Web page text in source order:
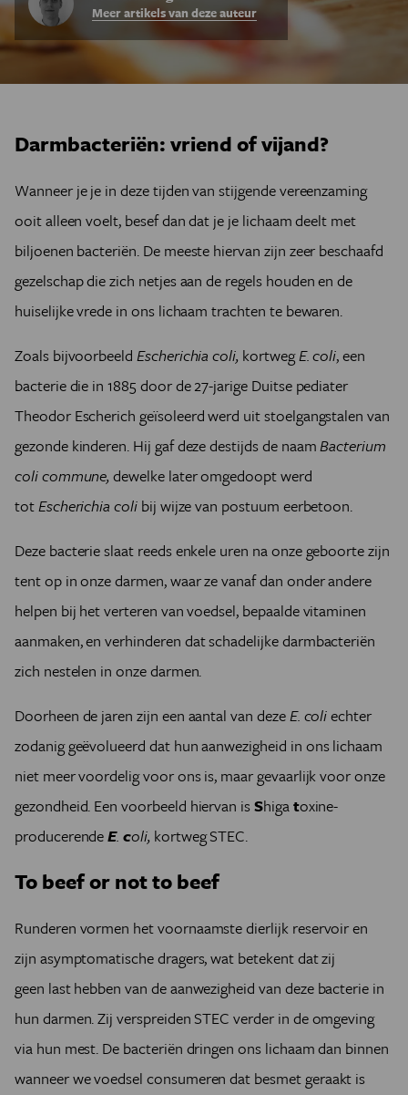
Meer artikels van deze auteur
Darmbacteriën: vriend of vijand?
Wanneer je je in deze tijden van stijgende vereenzaming
ooit alleen voelt, besef dan dat je je lichaam deelt met
biljoenen bacteriën. De meeste hiervan zijn zeer beschaafd
gezelschap die zich netjes aan de regels houden en de
huiselijke vrede in ons lichaam trachten te bewaren.
Zoals bijvoorbeeld Escherichia coli, kortwegE. coli, een
bacterie die in 1885 door de 27-jarige Duitse pediater
Theodor Escherich geïsoleerd werd uit stoelgangstalen van
gezonde kinderen. Hij gaf deze destijds de naamBacterium
coli commune,dewelke later omgedoopt werd
totEscherichia colibij wijze van postuum eerbetoon.
Deze bacterie slaat reeds enkele uren na onze geboorte zijn
tent op in onze darmen, waar ze vanaf dan onder andere
helpen bij het verteren van voedsel, bepaalde vitaminen
aanmaken, en verhinderen dat schadelijke darmbacteriën
zich nestelen in onze darmen.
Doorheen de jaren zijn een aantal van dezeE. coliechter
zodanig geëvolueerd dat hun aanwezigheid in ons lichaam
niet meer voordelig voor ons is, maar gevaarlijk voor onze
gezondheid. Een voorbeeld hiervan isShigatoxine-
producerendeE.coli, kortweg STEC.
To beef or not to beef
Runderen vormen het voornaamste dierlijk reservoir en
zijn asymptomatische dragers, wat betekent dat zij
geen last hebben van de aanwezigheid van deze bacterie in
hun darmen. Zij verspreiden STEC verder in de omgeving
via hun mest. De bacteriën dringen ons lichaam dan binnen
wanneer we voedsel consumeren dat besmet geraakt is